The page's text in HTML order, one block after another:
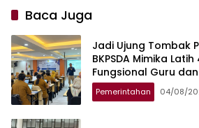
Baca Juga
Jadi Ujung Tombak
BKPSDA Mimika
Fungsional Guru
Pemerintahan 04/08/